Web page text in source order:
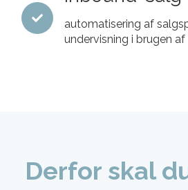
automatisering af
undervisning i brugen
Derfor skal